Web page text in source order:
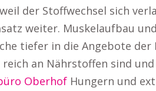
der Stoffwechsel sich
weiter. Muskelaufbau
tiefer in die Angebote der
an Nährstoffen sind
Oberhof Hungern und